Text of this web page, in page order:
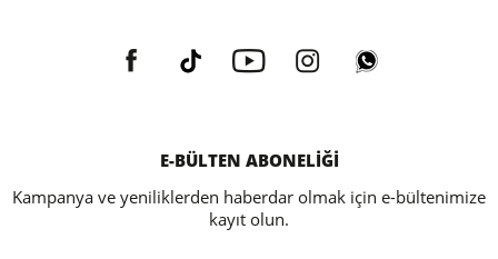
E-BÜLTEN ABONELİĞİ
Kampanya ve yeniliklerden haberdar olmak için e-bültenimize
kayıt olun.